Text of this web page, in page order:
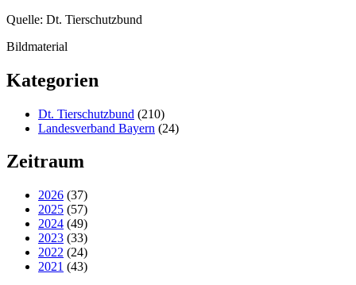
Quelle: Dt. Tierschutzbund
Bildmaterial
Kategorien
Dt. Tierschutzbund (210)
Landesverband Bayern (24)
Zeitraum
2026 (37)
2025 (57)
2024 (49)
2023 (33)
2022 (24)
2021 (43)